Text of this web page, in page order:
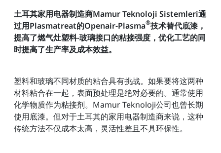
土耳其家用电器制造商Mamur Teknoloji Sistemleri通
过用Plasmatreat的Openair-Plasma®技术替代底漆，
提高了燃气灶塑料-玻璃接口的粘接强度，优化工艺的同
时提高了生产率及成本效益。
塑料和玻璃不同材质的粘合具有挑战。如果要将这两种
材料粘合在一起，表面预处理是绝对必要的。通常使用
化学物质作为粘接剂。Mamur Teknoloji公司也曾长期
使用底漆。但对于土耳其的家用电器制造商来说，这种
传统方法不仅成本太高，灵活性差且不具环保性。